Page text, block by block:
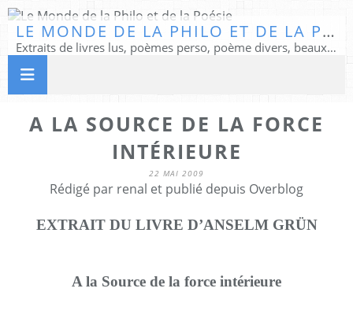
LE MONDE DE LA PHILO ET DE LA POÉSIE
Extraits de livres lus, poèmes perso, poème divers, beaux textes...
A LA SOURCE DE LA FORCE
INTÉRIEURE
22 MAI 2009
Rédigé par renal et publié depuis Overblog
EXTRAIT DU LIVRE D’ANSELM GRÜN
A la Source de la force intérieure